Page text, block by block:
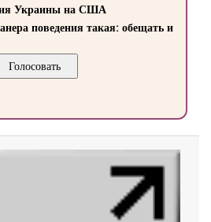
Украины на США
поведения такая: обещать и